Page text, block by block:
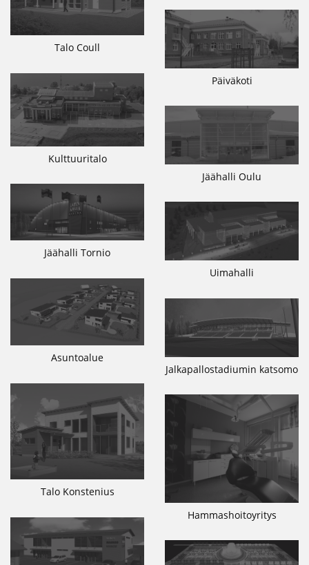
Talo Coull
Päiväkoti
Kulttuuritalo
Jäähalli Oulu
Jäähalli Tornio
Uimahalli
Asuntoalue
Jalkapallostadiumin katsomo
Talo Konstenius
Hammashoitoyritys